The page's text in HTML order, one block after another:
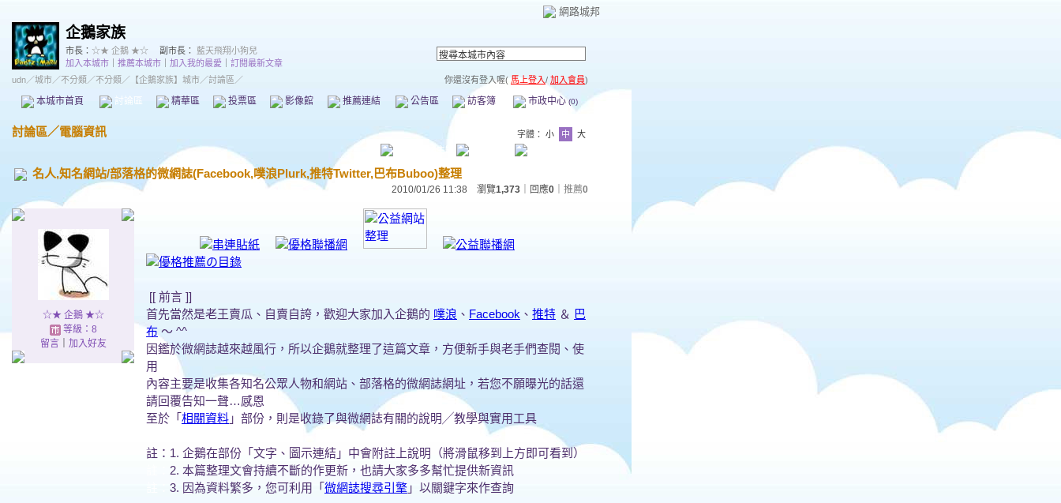
網路城邦
企鵝家族
市長： ☆★ 企鵝 ★☆ 副市長： 藍天飛翔小狗兒
加入本城市
推薦本城市 加入我的最愛
訂閱最新文章
udn／城市／不分類 ／不分類 ／ 【企鵝家族】城市／討論區／ 你還沒有登入喔( 馬上登入/ 加入會員)
本城市首頁 討論區 精華區 投票區 影像館 推薦連結 公告區 訪客簿 市政中心(0)
討論區／電腦資訊 字體： 小 中 大
名人,知名網站/部落格的微網誌(Facebook,噗浪Plurk,推特Twitter,巴布Buboo)整理
2010/01/26 11:38 瀏覽1,373 ｜回應0 推薦0
☆★ 企鵝 ★☆
等級：8
留言｜ 加入好友
[[ 前言 ]]
首先當然是老王賣瓜、自賣自誇，歡迎大家加入企鵝的 噗浪 、 Facebook 、 推特 ＆ 巴
布 ～ ^^
因鑑於微網誌越來越風行，所以企鵝就整理了這篇文章，方便新手與老手們查閱、使
用
內容主要是收集各知名公眾人物和網站、部落格的微網誌網址，若您不願曝光的話還
請回覆告知一聲…感恩
至於「 相關資料 」部份，則是收錄了與微網誌有關的說明╱教學與實用工具
註：1. 企鵝在部份「文字、圖示連結」中會附註上說明（將滑鼠移到上方即可看到）
2. 本篇整理文會持續不斷的作更新，也請大家多多幫忙提供新資訊
3. 因為資料繁多，您可利用「 微網誌搜尋引擎 」以關鍵字來作查詢